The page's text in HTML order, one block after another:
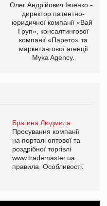
Олег Андрійович Івченко —
директор патентно-
юридичної компанії «Вайз
Груп», консалтингової
компанії «Парето» та
маркетингової агенції
Myka Agency.
Брагина Людмила
Просування компанії
на порталі оптової та
роздрібної торгівлі
www.trademaster.ua.
правила. Особливості.